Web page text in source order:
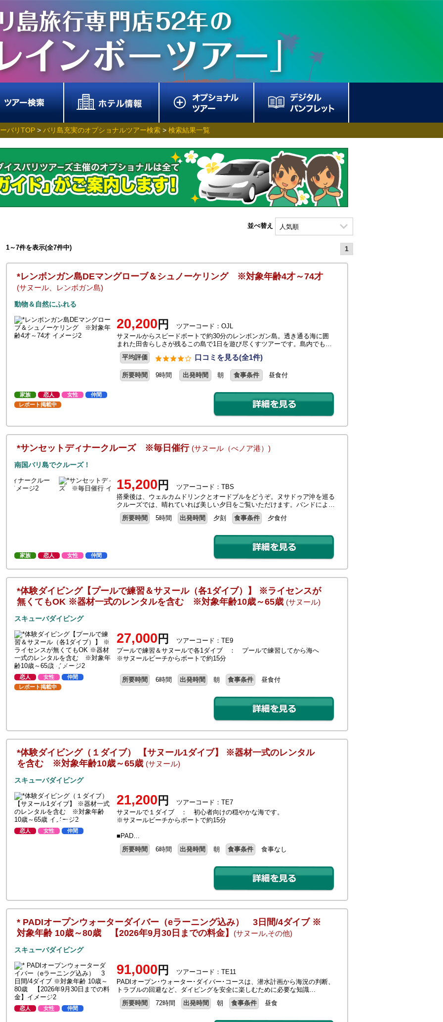
バリTOP > バリ島充実のオプショナルツアー検索 > 検索結果一覧
並べ替え
1～7件を表示(全7件中) 1
*レンボンガン島DEマングローブ＆シュノーケリング ※対象年齢4才～74才
(サヌール、レンボガン島)
動物＆自然にふれる
家族 恋人 女性
仲間
レポート掲載中
20,200 円
ツアーコード：OJL
サヌールからスピードボートで約30分のレンボンガン島。透き通る海に囲
まれた田舎らしさが残るこの島で1日を遊び尽くすツアーです。島内でも…
平均評価
口コミを見る(全1件)
所要時間 9時間 出発時間 朝 食事条件 昼食付
*サンセットディナークルーズ ※毎日催行 (サヌール（べノア港）)
南国バリ島でクルーズ！
家族 恋人 女性 仲間
15,200 円
ツアーコード：TBS
搭乗後は、ウェルカムドリンクとオードブルをどうぞ。ヌサドゥア沖を巡る
クルーズでは、晴れていれば美しい夕日をご覧いただけます。バンドによ…
所要時間
5時間 出発時間 夕刻 食事条件 夕食付
*体験ダイビング【プールで練習＆サヌール（各1ダイブ）】 ※ライセンスが
無くてもOK ※器材一式のレンタルを含む ※対象年齢10歳～65歳 (サヌール)
スキューバダイビング
恋人 女性
仲間
レポート掲載中
27,000 円
ツアーコード：TE9
プールで練習＆サヌールで各1ダイブ ： プールで練習してから海へ
※サヌールビーチからボートで約15分
所要時間 6時間 出発時間 朝 食事条件 昼食付
*体験ダイビング（１ダイブ） 【サヌール1ダイブ】 ※器材一式のレンタル
を含む ※対象年齢10歳～65歳 (サヌール)
スキューバダイビング
恋人 女性 仲間
21,200 円
ツアーコード：TE7
サヌールで１ダイブ ： 初心者向けの穏やかな海です。
※サヌールビーチからボートで約15分
■PAD…
所要時間
6時間 出発時間 朝 食事条件 食事なし
* PADIオープンウォーターダイバー（eラーニング込み） 3日間/4ダイブ ※
対象年齢 10歳～80歳 【2026年9月30日までの料金】
(サヌール,その他)
スキューバダイビング
恋人 女性 仲間
91,000 円
ツアーコード：TE11
PADIオープン･ウォーター･ダイバー･コースは、潜水計画から海況の判断、
トラブルの回避など、ダイビングを安全に楽しむために必要な知識…
所要時間
72時間 出発時間 朝 食事条件 昼食